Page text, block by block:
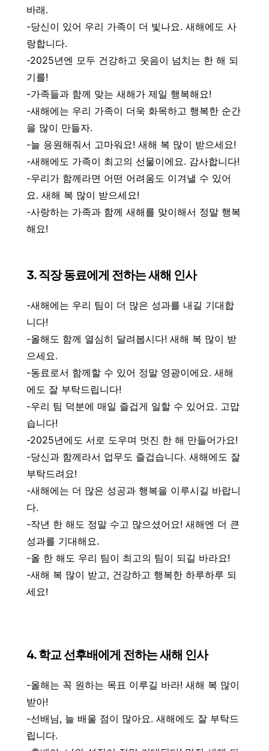
바래.
-당신이 있어 우리 가족이 더 빛나요. 새해에도 사
랑합니다.
-2025년엔 모두 건강하고 웃음이 넘치는 한 해 되
기를!
-가족들과 함께 맞는 새해가 제일 행복해요!
-새해에는 우리 가족이 더욱 화목하고 행복한 순간
을 많이 만들자.
-늘 응원해줘서 고마워요! 새해 복 많이 받으세요!
-새해에도 가족이 최고의 선물이에요. 감사합니다!
-우리가 함께라면 어떤 어려움도 이겨낼 수 있어
요. 새해 복 많이 받으세요!
-사랑하는 가족과 함께 새해를 맞이해서 정말 행복
해요!
3. 직장 동료에게 전하는 새해 인사
-새해에는 우리 팀이 더 많은 성과를 내길 기대합
니다!
-올해도 함께 열심히 달려봅시다! 새해 복 많이 받
으세요.
-동료로서 함께할 수 있어 정말 영광이에요. 새해
에도 잘 부탁드립니다!
-우리 팀 덕분에 매일 즐겁게 일할 수 있어요. 고맙
습니다!
-2025년에도 서로 도우며 멋진 한 해 만들어가요!
-당신과 함께라서 업무도 즐겁습니다. 새해에도 잘
부탁드려요!
-새해에는 더 많은 성공과 행복을 이루시길 바랍니
다.
-작년 한 해도 정말 수고 많으셨어요! 새해엔 더 큰
성과를 기대해요.
-올 한 해도 우리 팀이 최고의 팀이 되길 바라요!
-새해 복 많이 받고, 건강하고 행복한 하루하루 되
세요!
4. 학교 선후배에게 전하는 새해 인사
-올해는 꼭 원하는 목표 이루길 바라! 새해 복 많이
받아!
-선배님, 늘 배울 점이 많아요. 새해에도 잘 부탁드
립니다.